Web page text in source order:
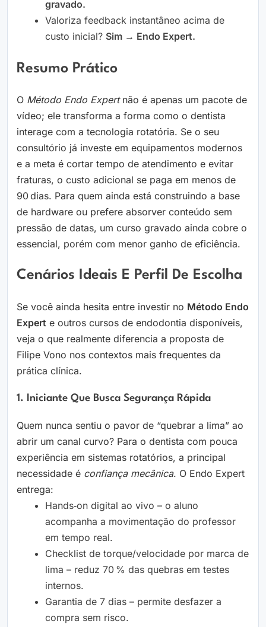
gravado.
Valoriza feedback instantâneo acima de
custo inicial? Sim → Endo Expert.
Resumo Prático
O Método Endo Expertnão é apenas um pacote de
vídeo; ele transforma a forma como o dentista
interage com a tecnologia rotatória. Se o seu
consultório já investe em equipamentos modernos
e a meta é cortar tempo de atendimento e evitar
fraturas, o custo adicional se paga em menos de
90 dias. Para quem ainda está construindo a base
de hardware ou prefere absorver conteúdo sem
pressão de datas, um curso gravado ainda cobre o
essencial, porém com menor ganho de eficiência.
Cenários Ideais E Perfil De Escolha
Se você ainda hesita entre investir no Método Endo
Expert e outros cursos de endodontia disponíveis,
veja o que realmente diferencia a proposta de
Filipe Vono nos contextos mais frequentes da
prática clínica.
1. Iniciante Que Busca Segurança Rápida
Quem nunca sentiu o pavor de “quebrar a lima” ao
abrir um canal curvo? Para o dentista com pouca
experiência em sistemas rotatórios, a principal
necessidade é confiança mecânica. O Endo Expert
entrega:
Hands‑on digital ao vivo – o aluno
acompanha a movimentação do professor
em tempo real.
Checklist de torque/velocidade por marca de
lima – reduz 70 % das quebras em testes
internos.
Garantia de 7 dias – permite desfazer a
compra sem risco.